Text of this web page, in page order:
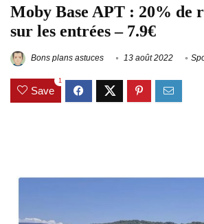
Moby Base APT : 20% de
sur les entrées – 7.9€
Bons plans astuces 13 août 2022
Save
1